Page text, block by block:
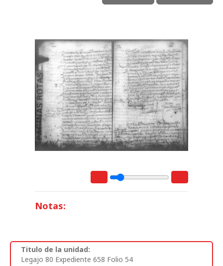
Notas:
Titulo de la unidad:
Legajo 80 Expediente 658 Folio 54